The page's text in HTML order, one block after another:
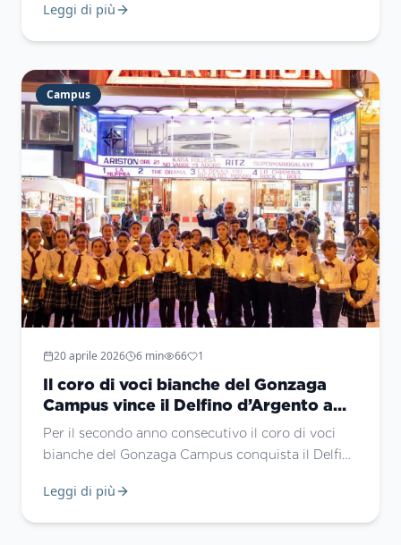
risultato: ben cinque medaglie d’oro su sei
Leggi di più
Campus
20 aprile 2026 6 min 66 1
Il coro di voci bianche del Gonzaga
Campus vince il Delfino d’Argento a
Sanremo
Per il secondo anno consecutivo il coro di voci
bianche del Gonzaga Campus conquista il Delfino
Teatro Ariston.
Leggi di più